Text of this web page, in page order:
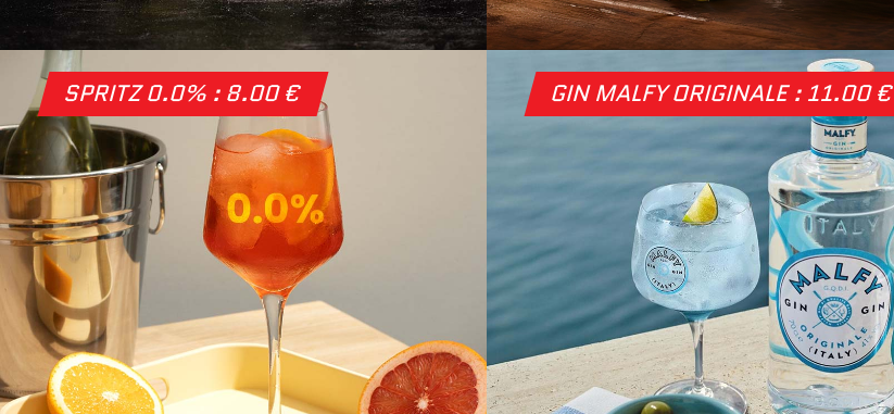
SPRITZ 0.0% : 8.00 € GIN MALFY ORIGINALE : 11.00 €